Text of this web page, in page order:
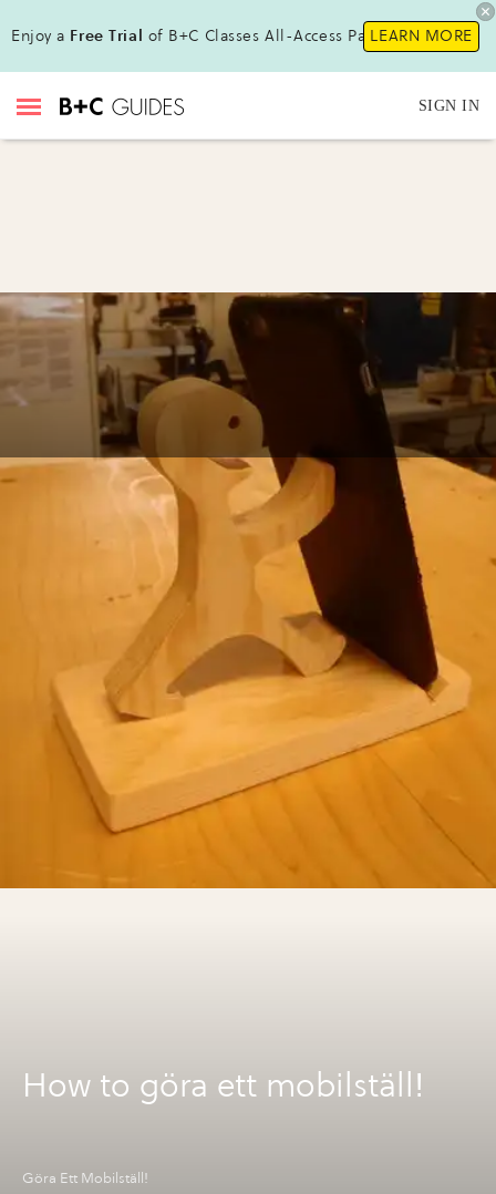
Enjoy a Free Trial of B+C Classes All-Access Pass !LEARN MORE
SIGN IN
How to göra ett mobilställ!
Göra Ett Mobilställ!